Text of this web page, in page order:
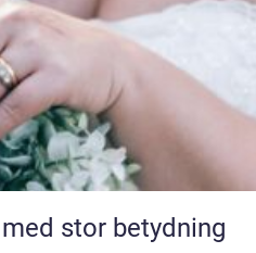
med stor betydning